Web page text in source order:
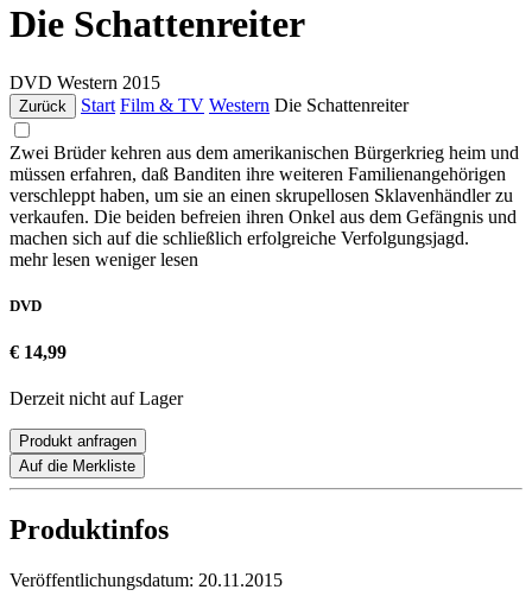
Die Schattenreiter
DVD Western 2015
Zurück Start Film & TV Western Die Schattenreiter
Zwei Brüder kehren aus dem amerikanischen Bürgerkrieg heim und
müssen erfahren, daß Banditen ihre weiteren Familienangehörigen
verschleppt haben, um sie an einen skrupellosen Sklavenhändler zu
verkaufen. Die beiden befreien ihren Onkel aus dem Gefängnis und
machen sich auf die schließlich erfolgreiche Verfolgungsjagd.
mehr lesen weniger lesen
DVD
€ 14,99
Derzeit nicht auf Lager
Produkt anfragen
Auf die Merkliste
Produktinfos
Veröffentlichungsdatum: 20.11.2015